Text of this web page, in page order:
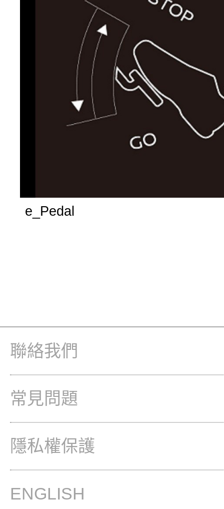
e_Pedal
聯絡我們
常見問題
隱私權保護
ENGLISH